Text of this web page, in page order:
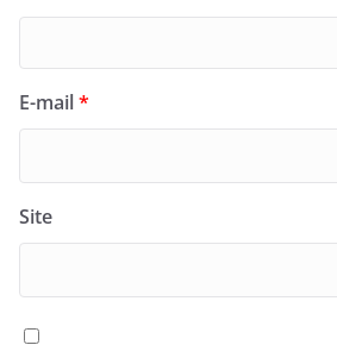
E-mail*
Site